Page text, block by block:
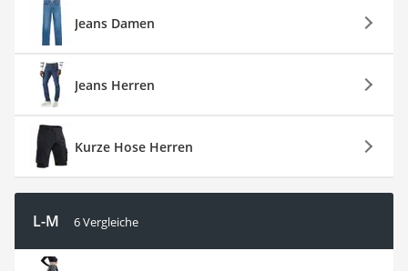
Jeans Damen
Jeans Herren
Kurze Hose Herren
L-M 6 Vergleiche